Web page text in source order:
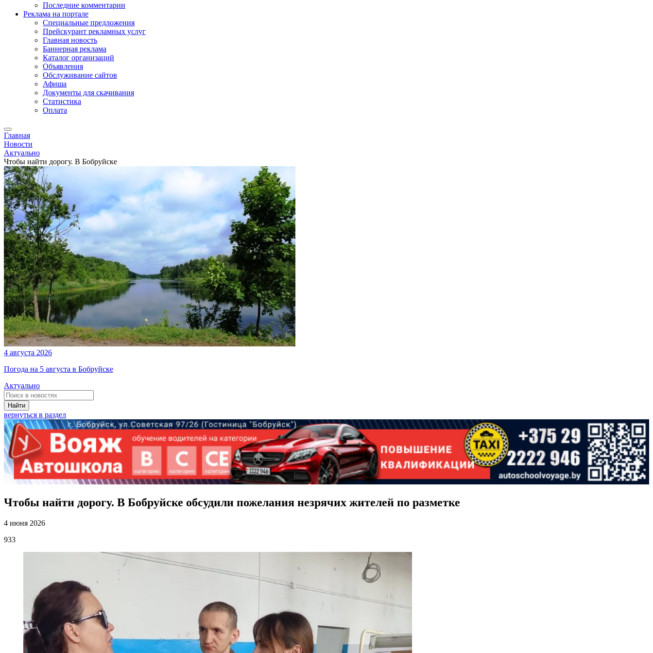
Последние комментарии
Реклама на портале
Специальные предложения
Прейскурант рекламных услуг
Главная новость
Баннерная реклама
Каталог организаций
Объявления
Обслуживание сайтов
Афиша
Документы для скачивания
Статистика
Оплата
Главная
Новости
Актуально
Чтобы найти дорогу. В Бобруйске
4 августа 2026
Погода на 5 августа в Бобруйске
Актуально
Найти
вернуться в раздел
Чтобы найти дорогу. В Бобруйске обсудили пожелания незрячих жителей по разметке
4 июня 2026
933